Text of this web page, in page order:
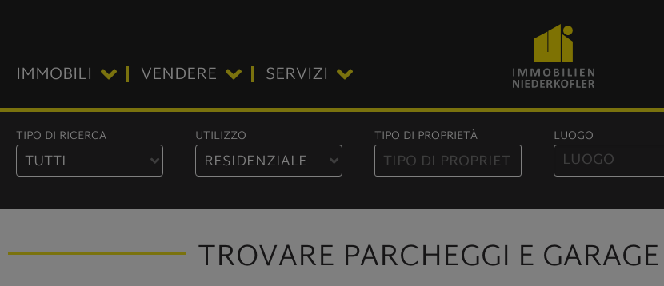
IMMOBILI VENDERE SERVIZI
TIPO DI RICERCA
TUTTI
UTILIZZO
RESIDENZIALE
TIPO DI PROPRIETÀ LUOGO
TROVARE PARCHEGGI E